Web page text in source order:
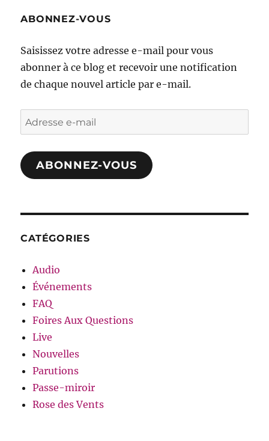
ABONNEZ-VOUS
Saisissez votre adresse e-mail pour vous
abonner à ce blog et recevoir une notification
de chaque nouvel article par e-mail.
Adresse
e-
mail
ABONNEZ-VOUS
CATÉGORIES
Audio
Événements
FAQ
Foires Aux Questions
Live
Nouvelles
Parutions
Passe-miroir
Rose des Vents